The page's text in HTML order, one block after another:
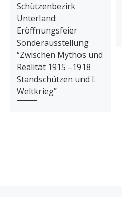
Schützenbezirk
Unterland:
Eröffnungsfeier
Sonderausstellung
“Zwischen Mythos und
Realität 1915 –1918
Standschützen und I.
Weltkrieg”